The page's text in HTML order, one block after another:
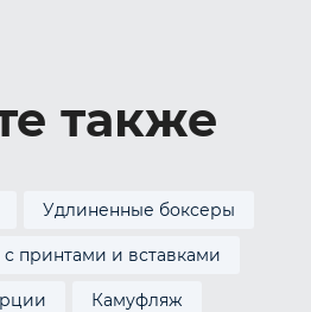
также
Удлиненные боксеры
принтами и вставками
Камуфляж